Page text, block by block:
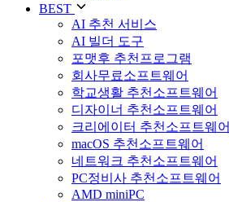
BEST
AI 추천 서비스
AI 빌더 도구
포맷후 추천프로그램
회사무료소프트웨어
학교생활 추천소프트웨어
디자이너 추천소프트웨어
크리에이터 추천소프트웨어
macOS 추천소프트웨어
네트워크 추천소프트웨어
PC정비사 추천소프트웨어
AMD miniPC